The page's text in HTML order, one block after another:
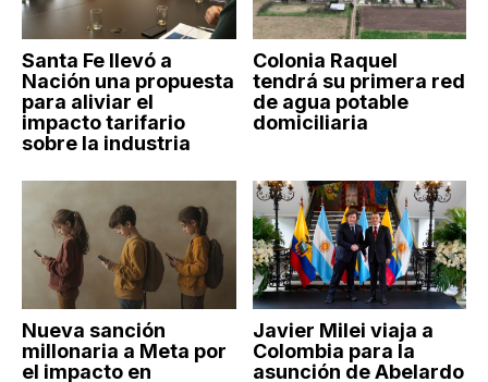
Santa Fe llevó a
Nación una propuesta
para aliviar el
impacto tarifario
sobre la industria
Colonia Raquel
tendrá su primera red
de agua potable
domiciliaria
Nueva sanción
millonaria a Meta por
el impacto en
Javier Milei viaja a
Colombia para la
asunción de Abelardo